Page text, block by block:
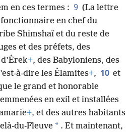
en ces termes : 9 (La lettre
en chef du
Shimshaï et du reste de
et des préfets, des
+, des Babyloniens, des
à-dire les Élamites+, 10 et
le grand et honorable
en exil et installées
+, et des autres habitants
du-Fleuve * . Et maintenant,